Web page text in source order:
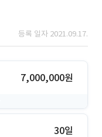
등록 일자 2021.09.17.
7,000,000원
30일